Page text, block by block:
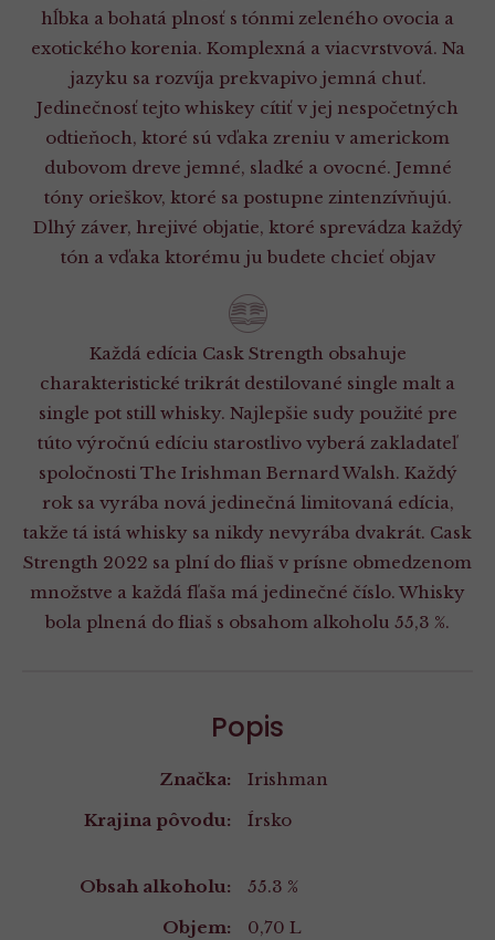
hĺbka a bohatá plnosť s tónmi zeleného ovocia a
exotického korenia. Komplexná a viacvrstvová. Na
jazyku sa rozvíja prekvapivo jemná chuť.
Jedinečnosť tejto whiskey cítiť v jej nespočetných
odtieňoch, ktoré sú vďaka zreniu v americkom
dubovom dreve jemné, sladké a ovocné. Jemné
tóny orieškov, ktoré sa postupne zintenzívňujú.
Dlhý záver, hrejivé objatie, ktoré sprevádza každý
tón a vďaka ktorému ju budete chcieť objav
Každá edícia Cask Strength obsahuje
charakteristické trikrát destilované single malt a
single pot still whisky. Najlepšie sudy použité pre
túto výročnú edíciu starostlivo vyberá zakladateľ
spoločnosti The Irishman Bernard Walsh. Každý
rok sa vyrába nová jedinečná limitovaná edícia,
takže tá istá whisky sa nikdy nevyrába dvakrát. Cask
Strength 2022 sa plní do fliaš v prísne obmedzenom
množstve a každá fľaša má jedinečné číslo. Whisky
bola plnená do fliaš s obsahom alkoholu 55,3 %.
Popis
Značka:
Irishman
Krajina pôvodu:
Írsko
Vlastnosti
Obsah alkoholu:
55.3 %
Objem:
0,70 L